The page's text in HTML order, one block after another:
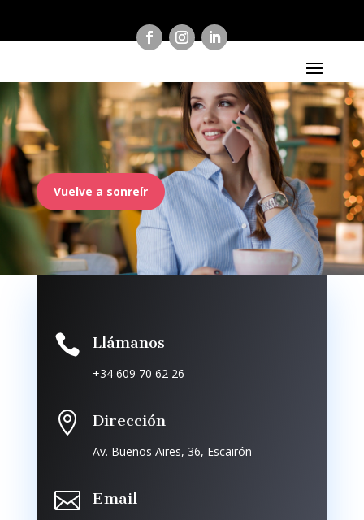
Vuelve a sonreír
 Llámanos
+34 609 70 62 26
 Dirección
Av. Buenos Aires, 36, Escairón
 Email